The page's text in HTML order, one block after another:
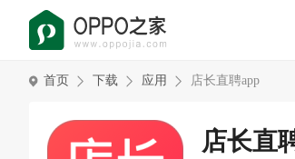
首页 下载 应用 店长直聘app
店长直